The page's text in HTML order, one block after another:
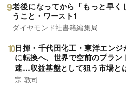
老後になってから「もっと早く
うこと・ワースト1
ダイヤモンド社書籍編集局
日揮・千代田化工・東洋エンジ
に転換へ、世界で空前のプラ
速…収益基盤として狙う市場と
宗 敦司